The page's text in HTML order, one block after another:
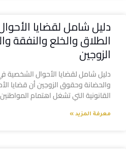
دليل شامل لقضايا
الطلاق والخلع والنفقة
الزوجين
دليل شامل لقضايا الأحوال الشخصية
والحضانة وحقوق الزوجين أن قضايا
القانونية التي تشغل اهتمام
معرفة المزيد »